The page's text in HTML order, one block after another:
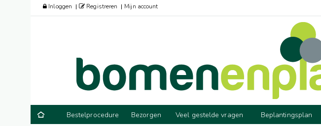
Inloggen Registreren Mijn account
Bestelprocedure Bezorgen Veel gestelde vragen Beplantingsplan